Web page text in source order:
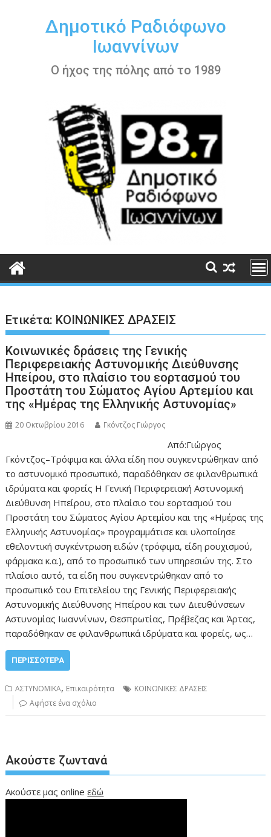
περιεχόμενοΔημοτικό Ραδιόφωνο
Ιωαννίνων
Ο ήχος της πόλης από το 1989
Ετικέτα: ΚΟΙΝΩΝΙΚΕΣ ΔΡΑΣΕΙΣ
Κοινωνικές δράσεις της Γενικής
Περιφερειακής Αστυνομικής Διεύθυνσης
Ηπείρου, στο πλαίσιο του εορτασμού του
Προστάτη του Σώματος Αγίου Αρτεμίου και
της «Ημέρας της Ελληνικής Αστυνομίας»
20 Οκτωβρίου 2016 Γκόντζος Γιώργος
Από:Γιώργος
Γκόντζος–Τρόφιμα και άλλα είδη που συγκεντρώθηκαν από
το αστυνομικό προσωπικό, παραδόθηκαν σε φιλανθρωπικά
ιδρύματα και φορείς Η Γενική Περιφερειακή Αστυνομική
Διεύθυνση Ηπείρου, στο πλαίσιο του εορτασμού του
Προστάτη του Σώματος Αγίου Αρτεμίου και της «Ημέρας της
Ελληνικής Αστυνομίας» προγραμμάτισε και υλοποίησε
εθελοντική συγκέντρωση ειδών (τρόφιμα, είδη ρουχισμού,
φάρμακα κ.α.), από το προσωπικό των υπηρεσιών της. Στο
πλαίσιο αυτό, τα είδη που συγκεντρώθηκαν από το
προσωπικό του Επιτελείου της Γενικής Περιφερειακής
Αστυνομικής Διεύθυνσης Ηπείρου και των Διευθύνσεων
Αστυνομίας Ιωαννίνων, Θεσπρωτίας, Πρέβεζας και Άρτας,
παραδόθηκαν σε φιλανθρωπικά ιδρύματα και φορείς, ως…
ΠΕΡΙΣΣΌΤΕΡΑ
ΑΣΤΥΝΟΜΙΚΑ, Επικαιρότητα
ΚΟΙΝΩΝΙΚΕΣ ΔΡΑΣΕΙΣ
Αφήστε ένα σχόλιο
Ακούστε ζωντανά
Ακούστε μας onlineεδώ